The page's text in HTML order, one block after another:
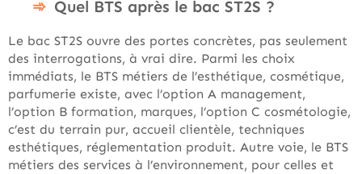
Quel BTS après le bac ST2S ?
Le bac ST2S ouvre des portes concrètes, pas seulement
des interrogations, à vrai dire. Parmi les choix
immédiats, le BTS métiers de l’esthétique, cosmétique,
parfumerie existe, avec l’option A management,
l’option B formation, marques, l’option C cosmétologie,
c’est du terrain pur, accueil clientèle, techniques
esthétiques, réglementation produit. Autre voie, le BTS
métiers des services à l’environnement, pour celles et